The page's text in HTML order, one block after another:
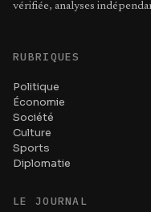
vérifiée, analyses
RUBRIQUES
Politique
Économie
Société
Culture
Sports
Diplomatie
LE JOURNAL